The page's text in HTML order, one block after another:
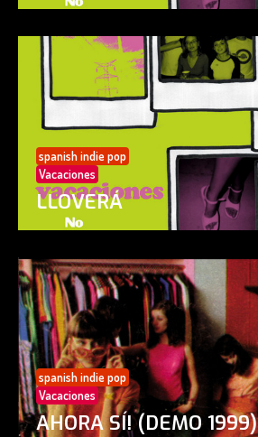
spanish indie pop
Vacaciones
LLOVERÁ
spanish indie pop
Vacaciones
AHORA SÍ! (DEMO 1999)